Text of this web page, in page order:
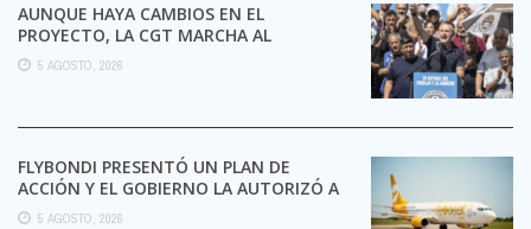
AUNQUE HAYA CAMBIOS EN EL
PROYECTO, LA CGT MARCHA AL
CONGRESO CONTRA LA LEY DE ...
5 AGOSTO, 2026
FLYBONDI PRESENTÓ UN PLAN DE
ACCIÓN Y EL GOBIERNO LA AUTORIZÓ A
SEGUIR OPERANDO
5 AGOSTO, 2026